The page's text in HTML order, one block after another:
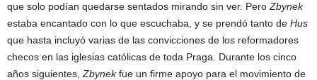
que solo podían quedarse sentados mirando sin ver. Pero Zbynek
estaba encantado con lo que escuchaba, y se prendó tanto de Hus
que hasta incluyó varias de las convicciones de los reformadores
checos en las iglesias católicas de toda Praga. Durante los cinco
años siguientes, Zbynekfue un firme apoyo para el movimiento de